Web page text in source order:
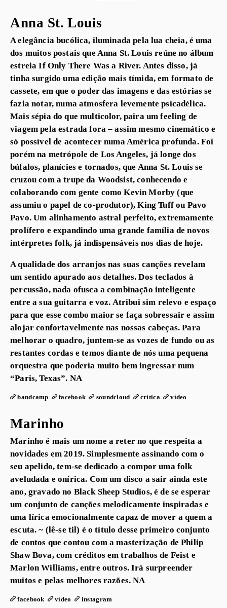
Anna St. Louis
A elegância bucólica, iluminada pela lua cheia, é uma
dos muitos postais que Anna St. Louis reúne no álbum
estreia If Only There Was a River. Antes disso, já
tinha surgido uma edição mais tímida, em formato de
cassete, em que o poder das imagens e das estórias se
fazia notar, numa atmosfera levemente psicadélica.
Mais sépia do que multicolor, paira um feeling de
viagem pela estrada fora – assim mesmo cinemático e
só possível de acontecer numa América profunda. Foi
porém na metrópole de Los Angeles, já longe dos
búfalos, planícies e tornados, que Anna St. Louis se
cruzou com a trupe da Woodsist, conhecendo e
colaborando com gente como Kevin Morby (que
assumiu o papel de co-produtor), King Tuff ou Pavo
Pavo. Um alinhamento astral perfeito, extremamente
prolífero e expandindo uma grande família de novos
intérpretes folk, já indispensáveis nos dias de hoje.
A qualidade dos arranjos nas suas canções revelam
um sentido apurado aos detalhes. Dos teclados à
percussão, nada ofusca a combinação inteligente
entre a sua guitarra e voz. Atribui sim relevo e espaço
para que esse combo maior se faça sobressair e assim
alojar confortavelmente nas nossas cabeças. Para
melhorar o quadro, juntem-se as vozes de fundo ou as
restantes cordas e temos diante de nós uma pequena
orquestra que poderia muito bem ingressar num
“Paris, Texas”. NA
bandcamp facebook soundcloud crítica vídeo
Marinho
Marinho é mais um nome a reter no que respeita a
novidades em 2019. Simplesmente assinando com o
seu apelido, tem-se dedicado a compor uma folk
aveludada e onírica. Com um disco a sair ainda este
ano, gravado no Black Sheep Studios, é de se esperar
um conjunto de canções melodicamente inspiradas e
uma lírica emocionalmente capaz de mover a quem a
escuta. ~ (lê-se til) é o título desse primeiro conjunto
de contos que contou com a masterização de Philip
Shaw Bova, com créditos em trabalhos de Feist e
Marlon Williams, entre outros. Irá surpreender
muitos e pelas melhores razões. NA
facebook vídeo instagram